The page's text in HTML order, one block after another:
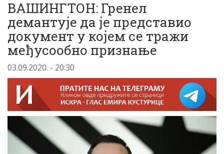
ВАШИНГТОН: Гренел
демантује да је представио
документ у којем се тражи
међусообно признање
03.09.2020. - 20:30